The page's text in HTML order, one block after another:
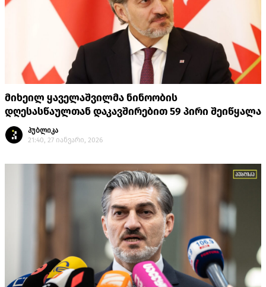
მიხეილ ყაველაშვილმა ნინოობის
დღესასწაულთან დაკავშირებით 59 პირი შეიწყალა
პუბლიკა
21:40, 27 იანვარი, 2026